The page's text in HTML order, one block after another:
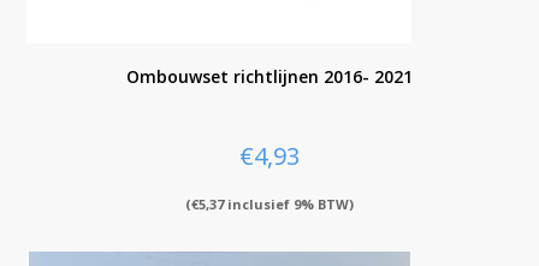
Ombouwset richtlijnen 2016- 2021
€4,93
(€5,37inclusief 9% BTW)